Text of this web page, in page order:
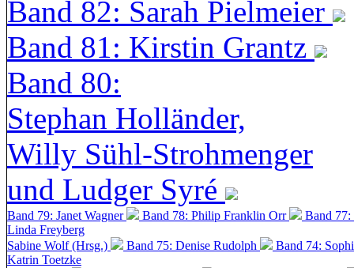
Band 82: Sarah Pielmeier
Band 81: Kirstin Grantz
Band 80:
Stephan Holländer,
Willy Sühl-Strohmenger
und Ludger Syré
Band 79: Janet Wagner Band 78: Philip Franklin Orr
Band
Linda Freyberg
Sabine Wolf (Hrsg.)
Band 75: Denise Rudolph
Band 74:
Katrin Toetzke